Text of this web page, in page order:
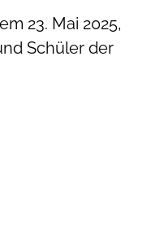
23. Mai 2025,
Schüler der